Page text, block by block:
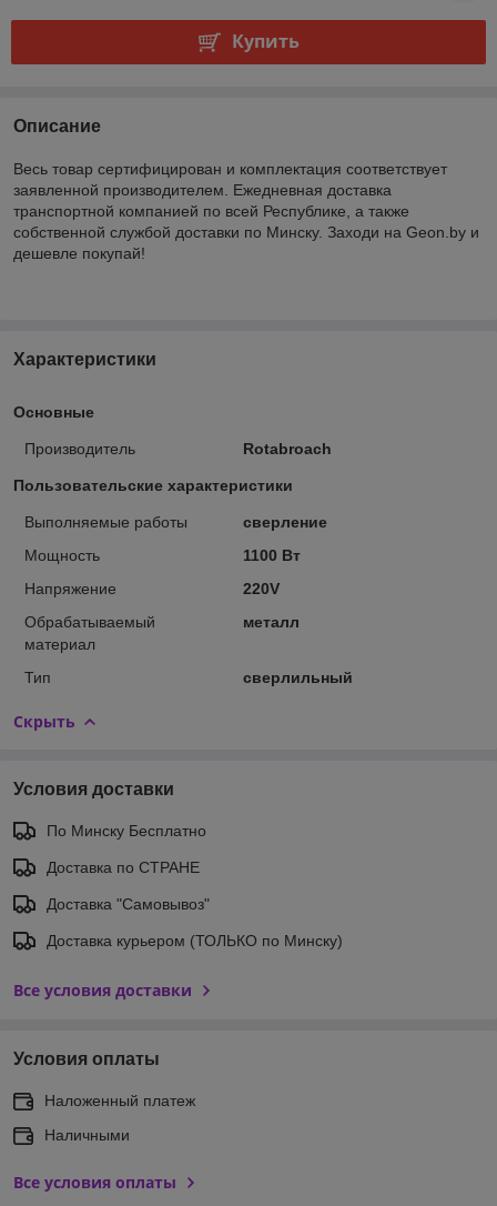
Купить
Описание
Весь товар сертифицирован и комплектация соответствует
заявленной производителем. Ежедневная доставка
транспортной компанией по всей Республике, а также
собственной службой доставки по Минску. Заходи на Geon.by и
дешевле покупай!
Характеристики
Основные
Производитель Rotabroach
Пользовательские характеристики
Выполняемые работы
сверление
Мощность
1100 Вт
Напряжение
220V
Обрабатываемый
материал
металл
Тип сверлильный
Скрыть
Условия доставки
По Минску Бесплатно
Доставка по СТРАНЕ
Доставка "Самовывоз"
Доставка курьером (ТОЛЬКО по Минску)
Все условия доставки
Условия оплаты
Наложенный платеж
Наличными
Все условия оплаты